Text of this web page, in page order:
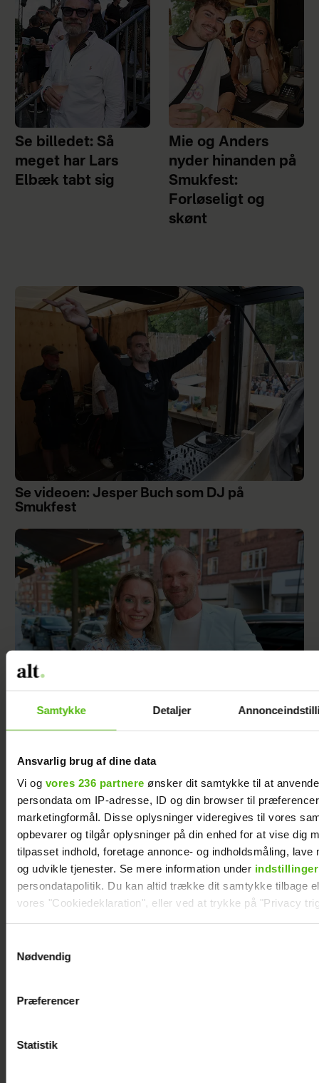
Samtykke Detaljer
Ansvarlig brug af dine data
Vi og vores 236 partnere ønsker dit samtykke til at
persondata om IP-adresse, ID og din browser til
marketingformål. Disse oplysninger videregives til vores
opbevarer og tilgår oplysninger på din enhed for at vise dig
tilpasset indhold, foretage annonce- og indholdsmåling, lave
og udvikle tjenester. Se mere information under indstillinger
persondatapolitik. Du kan altid trække dit samtykke tilbage
vores "Cookiedeklaration", eller ved at trykke på "Privacy
Vi anvender egne cookies og cookies fra tredjeparter til at
generere statistik og huske dine præferencer samt til brug
Nødvendig
Præferencer
Statistik
Se billedet: Så
meget har Lars
Elbæk tabt sig
Mie og Anders
nyder hinanden på
Smukfest:
Forløseligt og
skønt
Se videoen: Jesper Buch som DJ på
Smukfest